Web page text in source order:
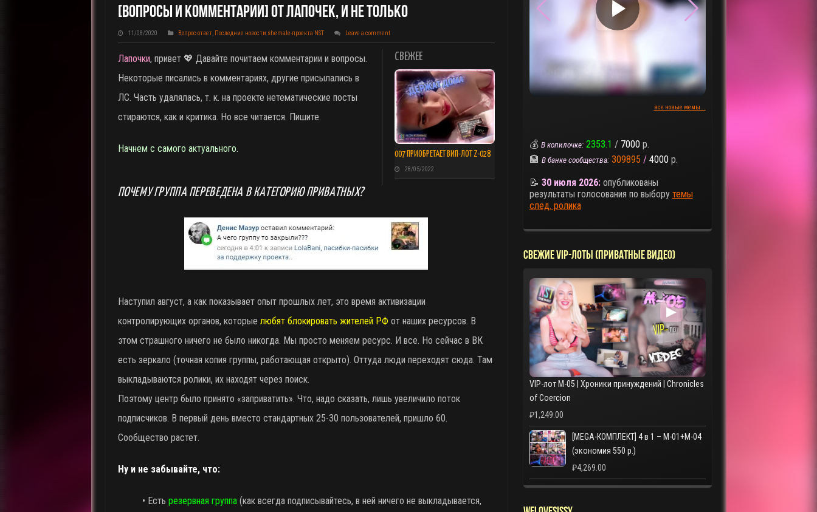
[Вопросы И Комментарии] От Лапочек, И Не Только
11/08/2020 Вопрос-ответ, Последние новости shemale-проекта NST Leave a comment
СВЕЖЕЕ
007 ПРИОБРЕТАЕТ ВИП-ЛОТ Z-028
28/05/2022
Лапочки, привет 💖 Давайте почитаем комментарии и вопросы.
Некоторые писались в комментариях, другие присылались в
ЛС. Часть удалялась, т. к. на проекте нетематические посты
стираются, как и критика. Но все читается. Пишите.
Начнем с самого актуального.
ПОЧЕМУ ГРУППА ПЕРЕВЕДЕНА В КАТЕГОРИЮ ПРИВАТНЫХ?
Наступил август, а как показывает опыт прошлых лет, это время активизации
контролирующих органов, которые любят блокировать жителей РФ от наших ресурсов. В
этом страшного ничего не было никогда. Мы просто меняем ресурс. И все. Но сейчас в ВК
есть зеркало (точная копия группы, работающая открыто). Оттуда люди переходят сюда. Там
выкладываются ролики, их находят через поиск.
Поэтому центр было принято «заприватить». Что, надо сказать, лишь увеличило поток
подписчиков. В первый день вместо стандартных 25-30 пользователей, пришло 60.
Сообщество растет.
Ну и не забывайте, что:
• Есть резервная группа(как всегда подписывайтесь, в ней ничего не выкладывается,
▶
все новые мемы...
💰 В копилочке: 2353.1 / 7000 р.
🏦 В банке сообщества: 309895 / 4000 р.
📝 30 июля 2026:опубликованы
результаты голосования по выбору темы
след. ролика
СВЕЖИЕ VIP-ЛОТЫ (ПРИВАТНЫЕ ВИДЕО)
▶
VIP-лот M-05 | Хроники принуждений | Chronicles
of Coercion
₽1,249.00
[MEGA-КОМПЛЕКТ] 4 в 1 – M-01+M-04
(экономия 550 р.)
₽4,269.00